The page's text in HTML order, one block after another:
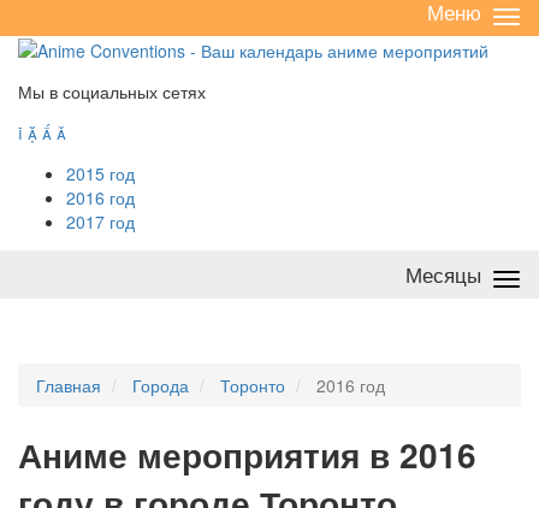
/
Меню
Мы в социальных сетях
   
2015 год
2016 год
2017 год
Месяцы
Главная Города Торонто 2016 год
Аниме мероприятия в 2016